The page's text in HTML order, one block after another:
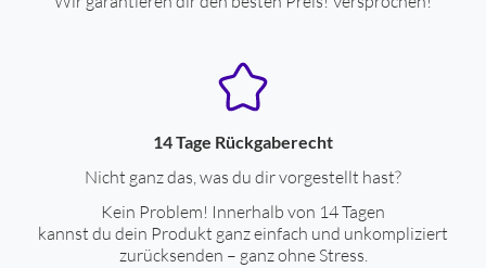
14 Tage Rückgaberecht
Nicht ganz das, was du dir vorgestellt hast?
Kein Problem! Innerhalb von 14 Tagen
kannst du dein Produkt ganz einfach und unkompliziert
zurücksenden – ganz ohne Stress.